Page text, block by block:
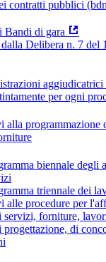
contratti pubblici
Bandi di gara
Delibera n. 7 del
aggiudicatrici
per ogni
alla programmazione
biennale degli
triennale dei
alle procedure per
forniture,
di